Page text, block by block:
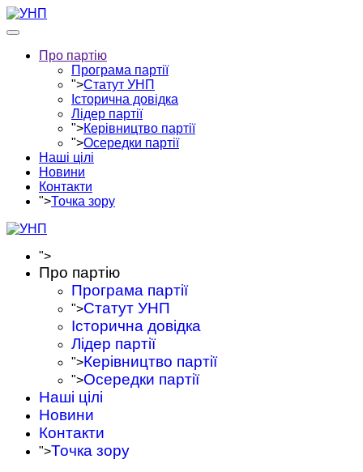
Про партію
Програма партії
">Статут УНП
Історична довідка
Лідер партії
">Керівництво партії
">Осередки партії
Наші цілі
Новини
Контакти
">Точка зору
">
Про партію
Програма партії
">Статут УНП
Історична довідка
Лідер партії
">Керівництво партії
">Осередки партії
Наші цілі
Новини
Контакти
">Точка зору